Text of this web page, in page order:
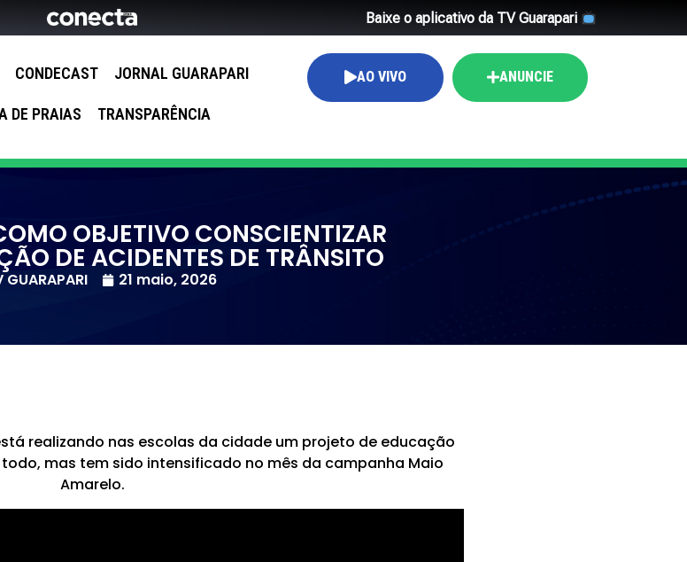
Baixe o aplicativo da TV Guarapari
CONDECAST JORNAL GUARAPARI
DE PRAIAS TRANSPARÊNCIA
AO VIVO ANUNCIE
OBJETIVO CONSCIENTIZAR
DE ACIDENTES DE TRÂNSITO
GUARAPARI 21 maio, 2026
realizando nas escolas da cidade um projeto de educação
mas tem sido intensificado no mês da campanha Maio
Amarelo.